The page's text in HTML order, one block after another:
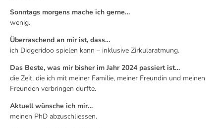
Sonntags morgens mache ich gerne…
wenig.
Überraschend an mir ist, dass…
ich Didgeridoo spielen kann – inklusive Zirkularatmung.
Das Beste, was mir bisher im Jahr 2024 passiert ist…
die Zeit, die ich mit meiner Familie, meiner Freundin und meinen
Freunden verbringen durfte.
Aktuell wünsche ich mir…
meinen PhD abzuschliessen.